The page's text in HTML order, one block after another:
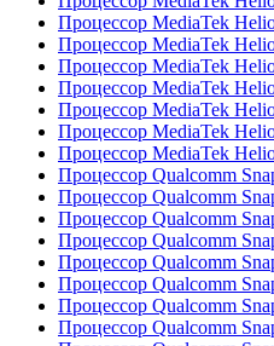
Процессор MediaTek
Процессор MediaTek
Процессор MediaTek
Процессор MediaTek
Процессор MediaTek
Процессор MediaTek
Процессор MediaTek
Процессор Qualcomm
Процессор Qualcomm
Процессор Qualcomm
Процессор Qualcomm
Процессор Qualcomm
Процессор Qualcomm
Процессор Qualcomm
Процессор Qualcomm